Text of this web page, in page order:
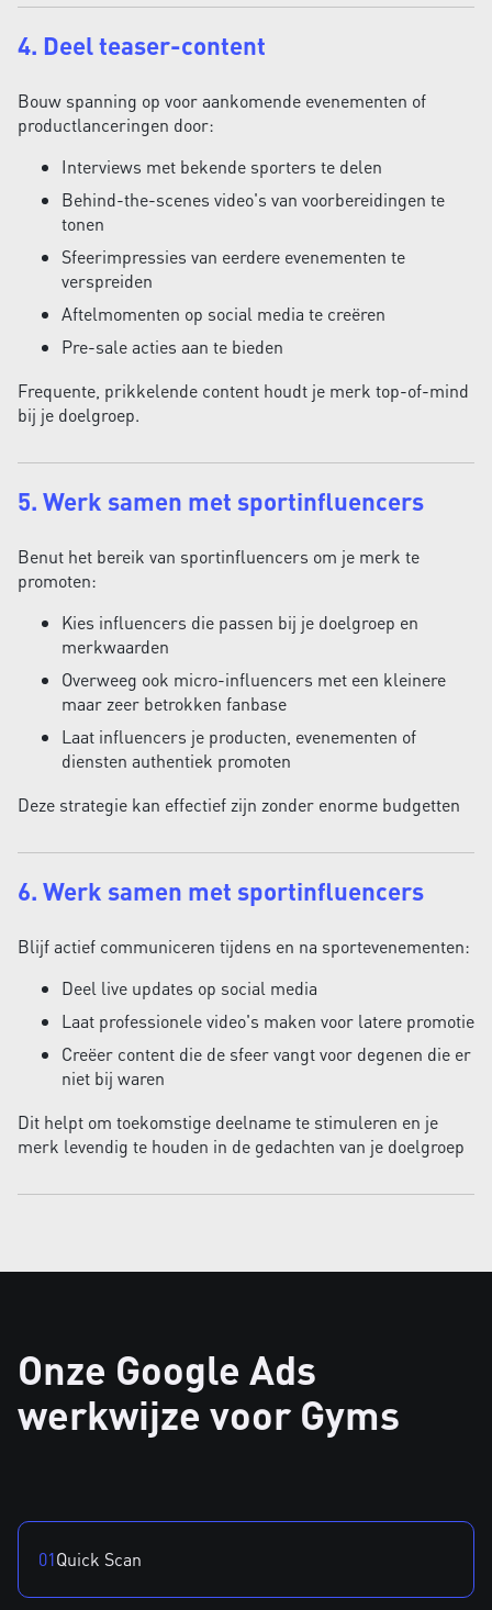
4. Deel teaser-content
Bouw spanning op voor aankomende evenementen of
productlanceringen door:
Interviews met bekende sporters te delen
Behind-the-scenes video's van voorbereidingen te
tonen
Sfeerimpressies van eerdere evenementen te
verspreiden
Aftelmomenten op social media te creëren
Pre-sale acties aan te bieden
Frequente, prikkelende content houdt je merk top-of-mind
bij je doelgroep.
5. Werk samen met sportinfluencers
Benut het bereik van sportinfluencers om je merk te
promoten:
Kies influencers die passen bij je doelgroep en
merkwaarden
Overweeg ook micro-influencers met een kleinere
maar zeer betrokken fanbase
Laat influencers je producten, evenementen of
diensten authentiek promoten
Deze strategie kan effectief zijn zonder enorme budgetten
6. Werk samen met sportinfluencers
Blijf actief communiceren tijdens en na sportevenementen:
Deel live updates op social media
Laat professionele video's maken voor latere promotie
Creëer content die de sfeer vangt voor degenen die er
niet bij waren
Dit helpt om toekomstige deelname te stimuleren en je
merk levendig te houden in de gedachten van je doelgroep
Onze Google Ads
werkwijze voor Gyms
01Quick Scan